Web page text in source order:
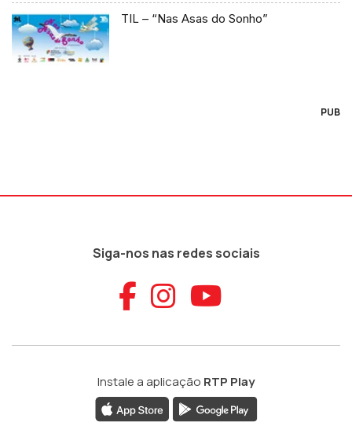
TIL – “Nas Asas do Sonho”
PUB
Siga-nos nas redes sociais
Aceder ao
Aceder ao
Aceder
Instale a aplicação RTP Play